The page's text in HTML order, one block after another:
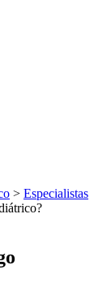
> Especialistas